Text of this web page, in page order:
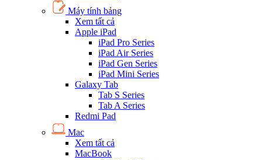
Máy tính bảng
Xem tất cả
Apple iPad
iPad Pro Series
iPad Air Series
iPad Gen Series
iPad Mini Series
Galaxy Tab
Tab S Series
Tab A Series
Redmi Pad
Mac
Xem tất cả
MacBook